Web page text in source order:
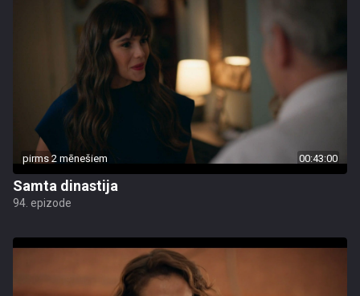
pirms 2 mēnešiem 00:43:00
Samta dinastija
94. epizode